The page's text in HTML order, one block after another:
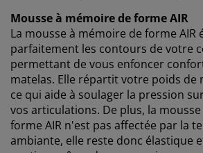
Mousse à mémoire de forme AIR
La mousse à mémoire de forme AIR
parfaitement les contours de votre
permettant de vous enfoncer
matelas. Elle répartit votre poids de
ce qui aide à soulager la pression
vos articulations. De plus, la
forme AIR n'est pas affectée par la
ambiante, elle reste donc élastique